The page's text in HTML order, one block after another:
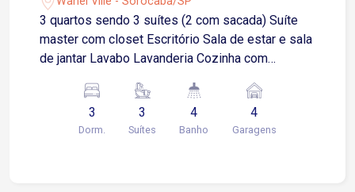
3 quartos sendo 3 suítes (2 com sacada) Suíte
master com closet Escritório Sala de estar e sala
de jantar Lavabo Lavanderia Cozinha com
cobertas e 2 descobertas Condomínio Oferece:
Segurança 24h Parquinho infantil Quadra Society
Quadra de vôlei Salão de festas Espaço pet
3
Dorm.
3
Suítes
4
Banho
4
Garagens